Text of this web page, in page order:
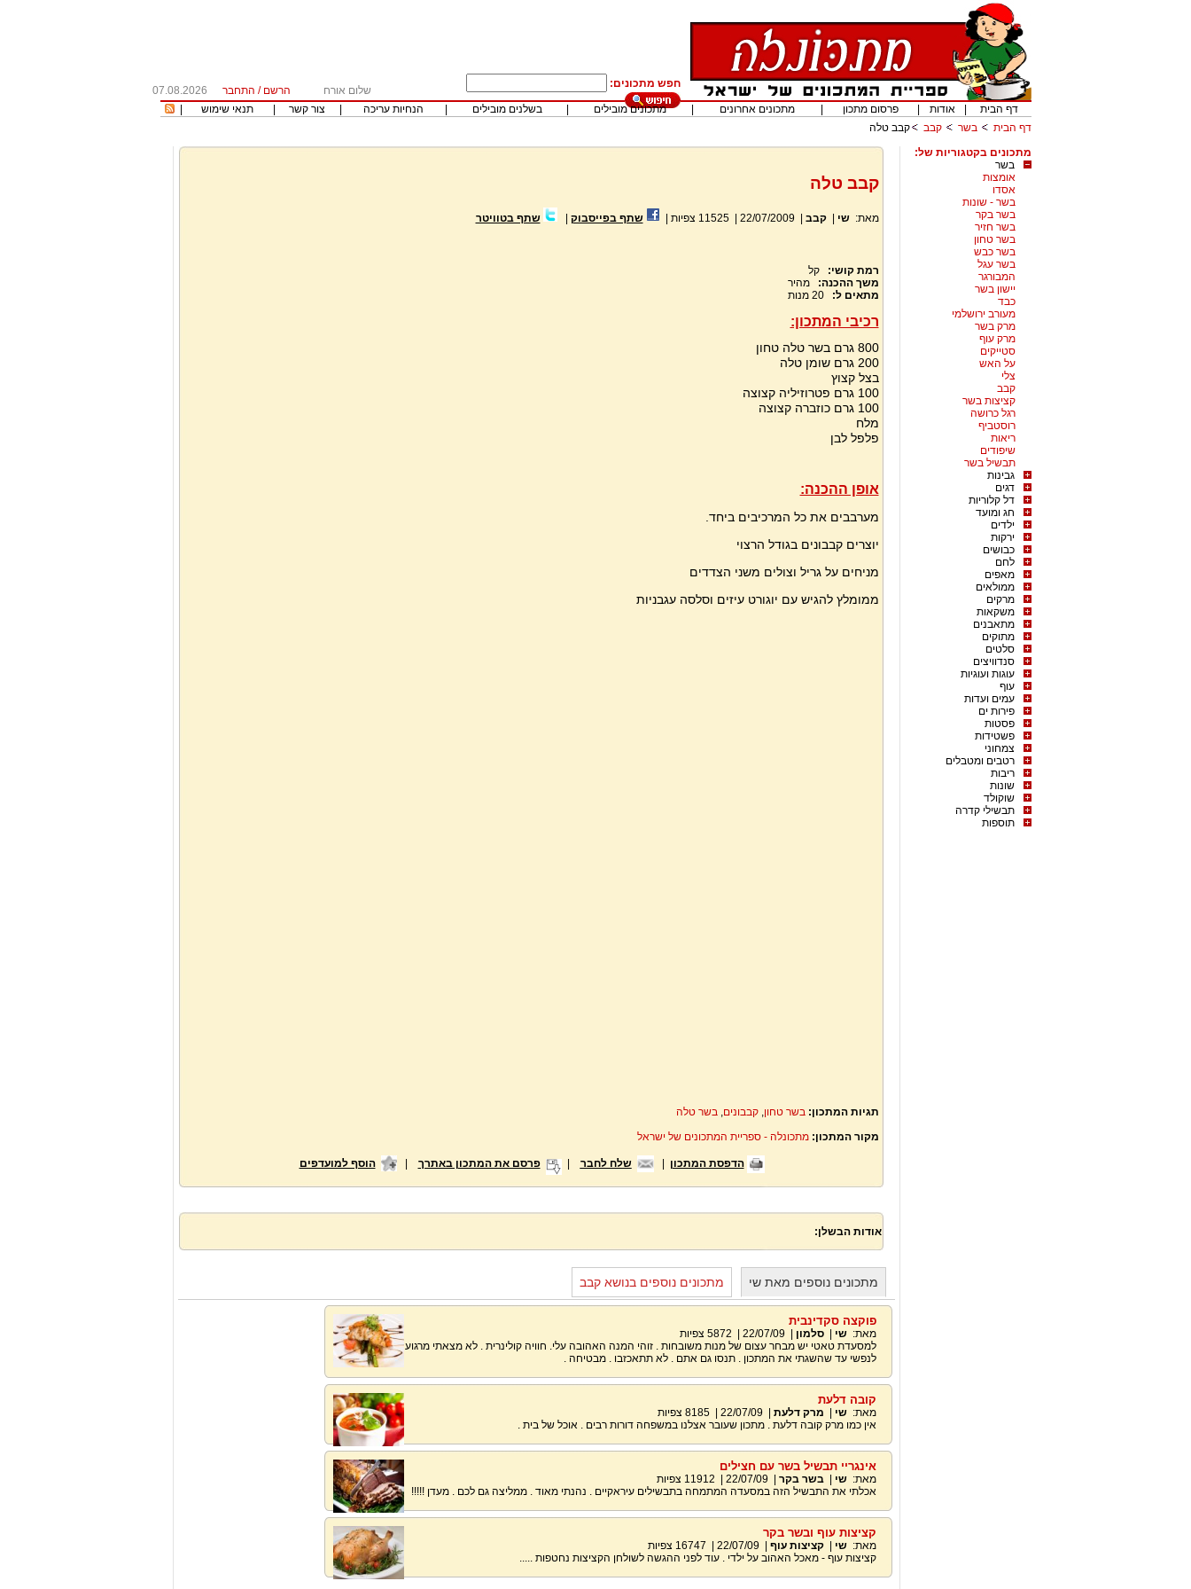
חפש מתכונים:
שלום אורח הרשם / התחבר
07.08.2026
דף הבית
אודות פרסום מתכון מתכונים אחרונים מתכונים מובילים בשלנים מובילים הנחיות עריכה צור קשר תנאי שימוש
דף הבית
בשר קבב
קבב טלה
מתכונים בקטגוריות של:
בשר
אומצות
אסדו
בשר - שונות
בשר בקר
בשר חזיר
בשר טחון
בשר כבש
בשר עגל
המבורגר
יישון בשר
כבד
מעורב ירושלמי
מרק בשר
מרק עוף
סטייקים
על האש
צלי
קבב
קציצות בשר
רגל כרושה
רוסטביף
ריאות
שיפודים
תבשיל בשר
גבינות
דגים
דל קלוריות
חג ומועד
ילדים
ירקות
כבושים
לחם
מאפים
ממולאים
מרקים
משקאות
מתאבנים
מתוקים
סלטים
סנדוויצים
עוגות ועוגיות
עוף
עמים ועדות
פירות ים
פסטות
פשטידות
צמחוני
רטבים ומטבלים
ריבות
שונות
שוקולד
תבשילי קדרה
תוספות
קבב טלה
מאת: שי |קבב |
22/07/2009
|
11525 צפיות שתף בפייסבוק שתף בטוויטר
רמת קושי:
קל
משך ההכנה:
מהיר
מתאים ל:
20 מנות
רכיבי המתכון:
800 גרם בשר טלה טחון
200 גרם שומן טלה
בצל קצוץ
100 גרם פטרוזיליה קצוצה
100 גרם כוזברה קצוצה
מלח
פלפל לבן
אופן ההכנה:
מערבבים את כל המרכיבים ביחד.
יוצרים קבבונים בגודל הרצוי
מניחים על גריל וצולים משני הצדדים
ממומלץ להגיש עם יוגורט עיזים וסלסה עגבניות
תגיות המתכון:בשר טחון,קבבונים,בשר טלה
מקור המתכון:מתכונלה - ספריית המתכונים של ישראל
הדפסת המתכון שלח לחבר פרסם את המתכון באתרך | הוסף למועדפים
אודות הבשלן:
מתכונים נוספים מאת שי מתכונים נוספים בנושא קבב
פוקצה סקדינבית
מאת: שי |סלמון |
22/07/09
5872 צפיות
למסעדת טאטי יש מבחר עצום של מנות משובחות . זוהי המנה האהובה עלי. חוויה קולינרית . לא מצאתי מרגוע
לנפשי עד שהשגתי את המתכון . תנסו גם אתם . לא תתאכזבו . מבטיחה .
קובה דלעת
מאת: שי מרק דלעת |
22/07/09
|
8185 צפיות
אין כמו מרק קובה דלעת . מתכון שעובר אצלנו במשפחה דורות רבים . אוכל של בית .
אינגריי תבשיל בשר עם חצילים
מאת: שי |בשר בקר |
22/07/09
11912 צפיות
אכלתי את התבשיל הזה במסעדה המתמחה בתבשילים עיראקיים . נהנתי מאוד . ממליצה גם לכם . מעדן !!!!!
קציצות עוף ובשר בקר
מאת: שי |קציצות עוף |
22/07/09
16747 צפיות
קציצות עוף - מאכל האהוב על ילדי . עוד לפני ההגשה לשולחן הקציצות נחטפות .....